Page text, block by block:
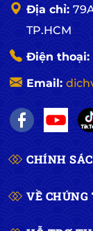
Địa chỉ:
TP.HCM
Điện thoại:
Email:
CHÍNH
VỀ CHÚNG